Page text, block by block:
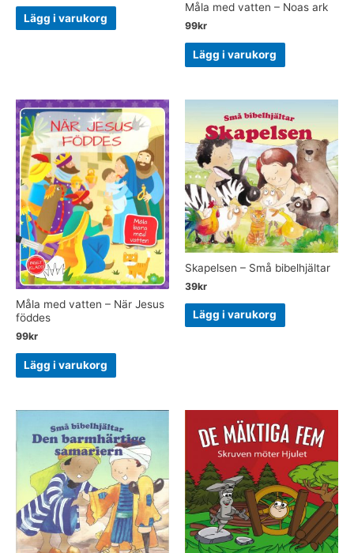
Lägg i varukorg
Måla med vatten – Noas ark
99kr
Lägg i varukorg
Måla med vatten – När Jesus
föddes
99kr
Lägg i varukorg
Skapelsen – Små bibelhjältar
39kr
Lägg i varukorg